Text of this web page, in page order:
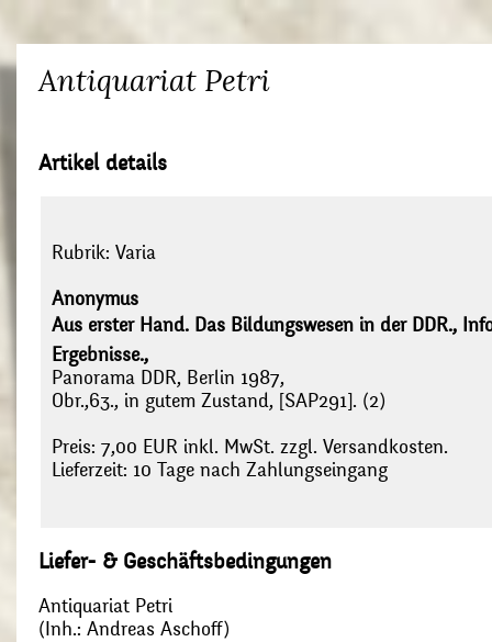
Antiquariat Petri
Artikel details
Rubrik: Varia
Anonymus
Aus erster Hand. Das Bildungswesen in der DDR.,
Ergebnisse.,
Panorama DDR, Berlin 1987,
Obr.,63., in gutem Zustand, [SAP291]. (2)
Preis: 7,00 EUR inkl. MwSt. zzgl. Versandkosten.
Lieferzeit: 10 Tage nach Zahlungseingang
Liefer- & Geschäftsbedingungen
Antiquariat Petri
(Inh.: Andreas Aschoff)